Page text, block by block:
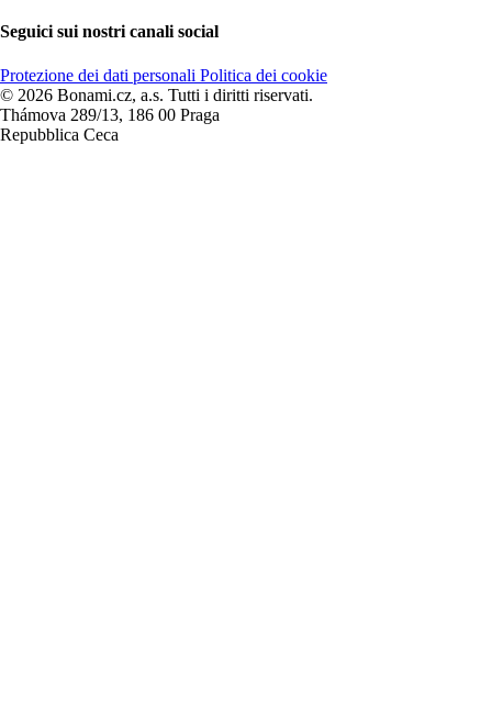
Seguici sui nostri canali social
Protezione dei dati personali Politica dei cookie
© 2026 Bonami.cz, a.s. Tutti i diritti riservati.
Thámova 289/13, 186 00 Praga
Repubblica Ceca